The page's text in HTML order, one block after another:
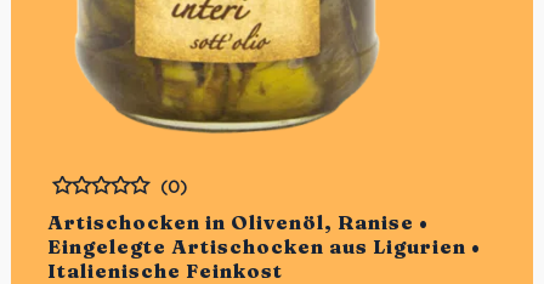
Artischocken in Olivenöl, Ranise •
Eingelegte Artischocken aus Ligurien •
Italienische Feinkost
Bewertet
(0)